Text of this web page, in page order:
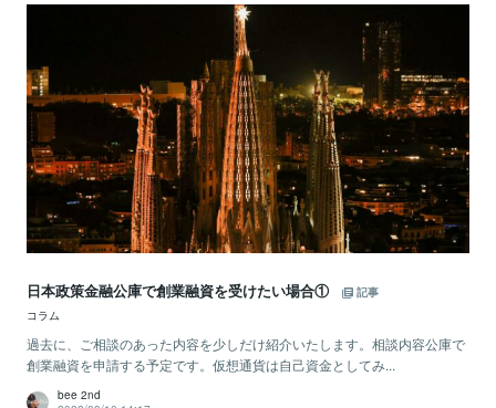
日本政策金融公庫で創業融資を受けたい場合①
記事
コラム
過去に、ご相談のあった内容を少しだけ紹介いたします。相談内容公庫で
創業融資を申請する予定です。仮想通貨は自己資金としてみ...
bee 2nd